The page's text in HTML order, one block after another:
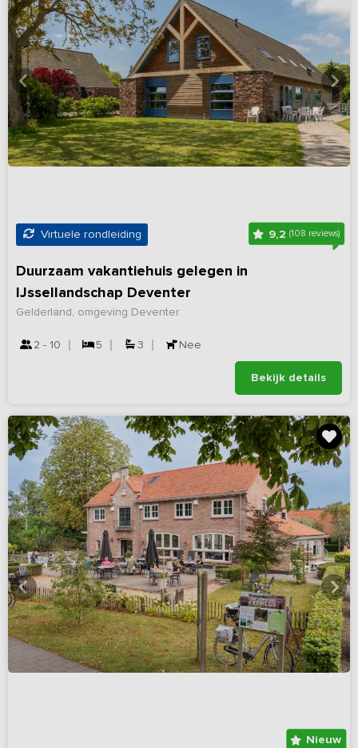
Virtuele rondleiding 9,2 (108 reviews)
Duurzaam vakantiehuis gelegen in
IJssellandschap Deventer
Gelderland, omgeving Deventer
2 - 10 5 3 Nee
Bekijk details
Nieuw